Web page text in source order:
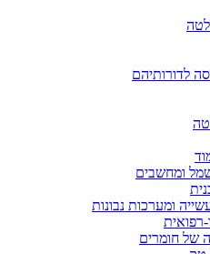
לדורותיהם
ומחשבים
ומערכות נבונות
רפואית
של חומרים